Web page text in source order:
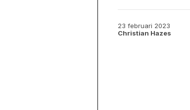
23 februari 2023
Christian Hazes